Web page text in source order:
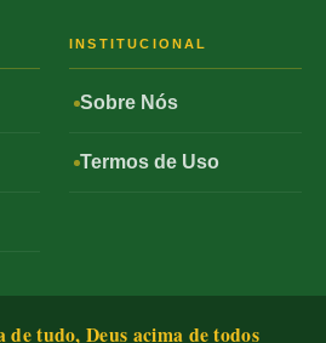
INSTITUCIONAL
Sobre Nós
Termos de Uso
tudo, Deus acima de todos